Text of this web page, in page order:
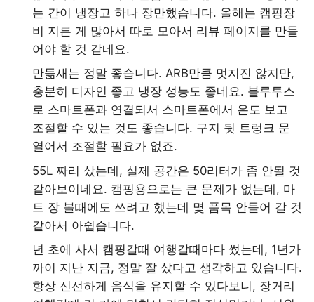
는 간이 냉장고 하나 장만했습니다. 올해는 캠핑장
비 지른 게 많아서 따로 모아서 리뷰 페이지를 만들
어야 할 것 같네요.
만듦새는 정말 좋습니다. ARB만큼 멋지진 않지만,
충분히 디자인 좋고 냉장 성능도 좋네요. 블루투스
로 스마트폰과 연결되서 스마트폰에서 온도 보고
조절할 수 있는 것도 좋습니다. 구지 뒷 트렁크 문
열어서 조절할 필요가 없죠.
55L 짜리 샀는데, 실제 공간은 50리터가 좀 안될 것
같아보이네요. 캠핑용으로는 큰 문제가 없는데, 마
트 장 볼때에도 쓰려고 했는데 몇 품목 안들어 갈 것
같아서 아쉽습니다.
년 초에 사서 캠핑갈때 여행갈때마다 썼는데, 1년가
까이 지난 지금, 정말 잘 샀다고 생각하고 있습니다.
항상 신선하게 음식을 유지할 수 있다보니, 장거리